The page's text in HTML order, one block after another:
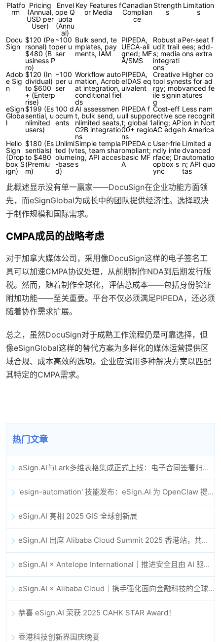
Platfo
rm
Pricing
(Annual,
USD per
User)
Envel
ope Q
uota
(Annu
al)
Key Features f
or Media
Canadian
Complian
ce
Strength
s
Limitation
s
Docu
Sign
$120 (Pe
rsonal) to
$480 (B
usiness P
ro)
~100
per u
ser
Bulk send, te
mplates, pay
ments, IAM
PIPEDA,
UECA-ali
gned; MF
A/SMS
Robust a
udit trail
s; media
integrati
ons
Per-seat f
ees; add-
ons extra
Adob
e Sig
n
$120 (In
dividual)
to $600
+ (Enterp
rise)
~100
per u
ser
Workflow auto
mation, Acrob
at integration,
conditional fiel
ds
PIPEDA,
eIDAS eq
uivalent
Creative
tool syne
rgy; mob
ile signin
g
Higher co
sts for ad
vanced fe
atures
eSign
Globa
l
$199 (Es
sential, u
nlimited
users)
100 d
ocum
ents
AI assessmen
t, bulk send, u
nlimited seats,
G2B integratio
ns
PIPEDA f
ull suppor
t; global 1
00+ regio
ns
Cost-eff
ective sc
aling; AP
AC edge
Less nam
e recognit
ion in Nort
h America
Hello
Sign
(Drop
box S
ign)
$180 (Es
sentials)
to $480
(Premiu
m)
Unlimi
ted (v
olume
-base
d)
Simple templa
tes, team shar
ing, API acces
s
PIPEDA c
ompliant;
basic MF
A
User-frie
ndly inte
rface; Dr
opbox s
ync
Limited a
dvanced
automatio
n; API quo
tas
此概述显示没有单一赢家——DocuSign在企业功能方面领
先，而eSignGlobal为成长中的团队提供经济性。选择取决
于制作规模和国际需求。
CMPA成员的战略考虑
对于加拿大媒体公司，采用像DocuSign这样的电子签名工
具可以加速CMPA协议处理，从前期制作NDA到后期发行版
税。然而，随着制作全球化，评估总成本——包括身份验证
附加功能——至关重要。平台不仅必须满足PIPEDA，还必须
随着协作需求扩展。
总之，虽然DocuSign对于成熟工作流程仍是可靠选择，但
像eSignGlobal这样的替代方案为多样化的媒体运营提供区
域合规、成本高效的选项。企业应试用多种解决方案以匹配
其特定的CMPA需求。
热门文章
eSign.AI与Lark多维表格集成正式上线：电子合同签署归档全程自动化
'esign-automation' 技能发布：eSign.AI 为 OpenClaw 提供自动化电子签名能力
eSign.AI 亮相 2025 GIS 全球创新展
eSign.AI 出席 Alibaba Cloud Summit 2025 香港站，共同探讨 AI 驱动的云创新与数字信任未来
eSign.AI × Antelope International｜推进安全且由 AI 驱动的数字化工作流
eSign.AI × Alibaba Cloud｜携手强化面向金融科技的全球数字信任
恭喜 eSign.AI 荣获 2025 CAHK STAR Award！
香港科技创新界国庆晚宴